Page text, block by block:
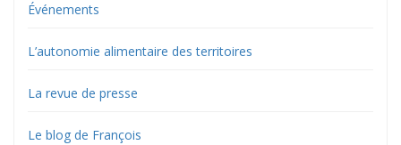
Événements
L’autonomie alimentaire des territoires
La revue de presse
Le blog de François